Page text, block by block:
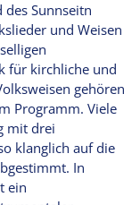
des Sunnseitn
und Weisen
für kirchliche und
gehören
Programm. Viele
mit drei
klanglich auf die
In
ein